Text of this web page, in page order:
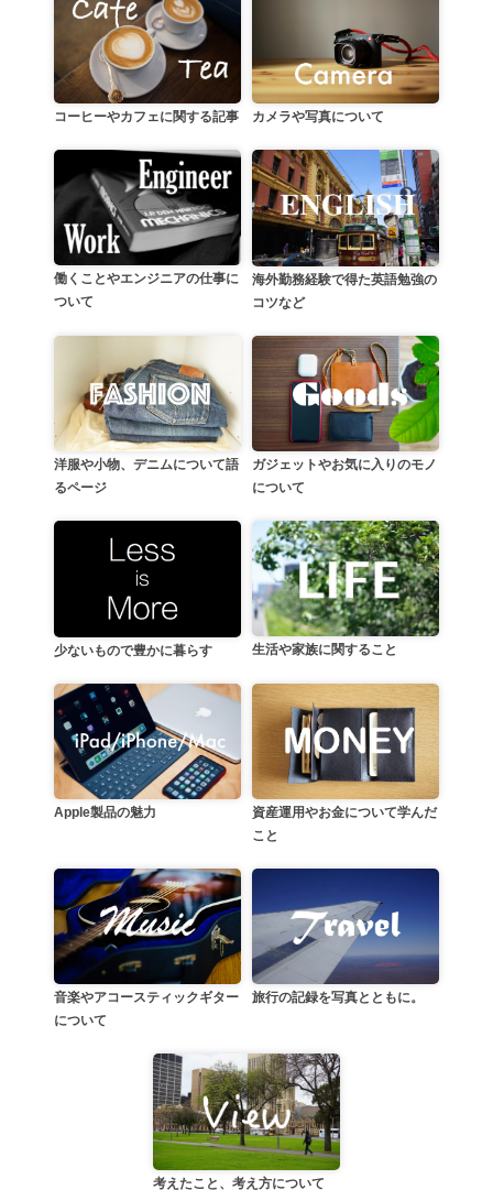
コーヒーやカフェに関する記事 カメラや写真について
働くことやエンジニアの仕事に
ついて
海外勤務経験で得た英語勉強の
コツなど
洋服や小物、デニムについて語
るページ
ガジェットやお気に入りのモノ
について
少ないもので豊かに暮らす 生活や家族に関すること
Apple製品の魅力
資産運用やお金について学んだ
こと
音楽やアコースティックギター
について
旅行の記録を写真とともに。
考えたこと、考え方について